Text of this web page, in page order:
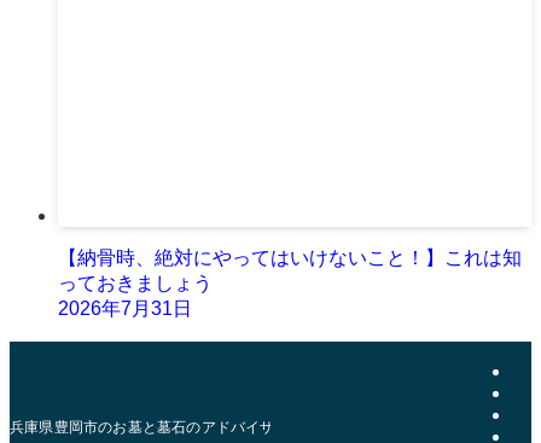
【納骨時、絶対にやってはいけないこと！】これは知
っておきましょう
2026年7月31日
兵庫県豊岡市のお墓と墓石のアドバイザー | おおきた石材店